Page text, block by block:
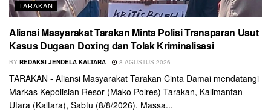
TARAKAN
Aliansi Masyarakat Tarakan Minta Polisi Transparan Usut
Kasus Dugaan Doxing dan Tolak Kriminalisasi
BY REDAKSI JENDELA KALTARA 8 AGUSTUS 2026
TARAKAN - Aliansi Masyarakat Tarakan Cinta Damai mendatangi
Markas Kepolisian Resor (Mako Polres) Tarakan, Kalimantan
Utara (Kaltara), Sabtu (8/8/2026). Massa...